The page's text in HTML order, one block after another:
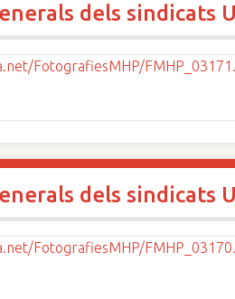
dels sindicats
dels sindicats